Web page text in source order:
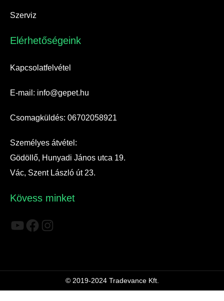
Szerviz
Elérhetőségeink​
Kapcsolatfelvétel
E-mail: info@gepet.hu
Csomagküldés: 06702058921
Személyes átvétel:
Gödöllő, Hunyadi János utca 19.
Vác, Szent László út 23.
Kövess minket
YouTube
Facebook
Instagram
© 2019-2024 Tradevance Kft.